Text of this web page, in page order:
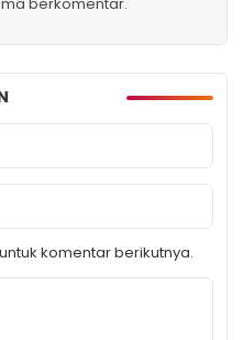
komentar berikutnya.